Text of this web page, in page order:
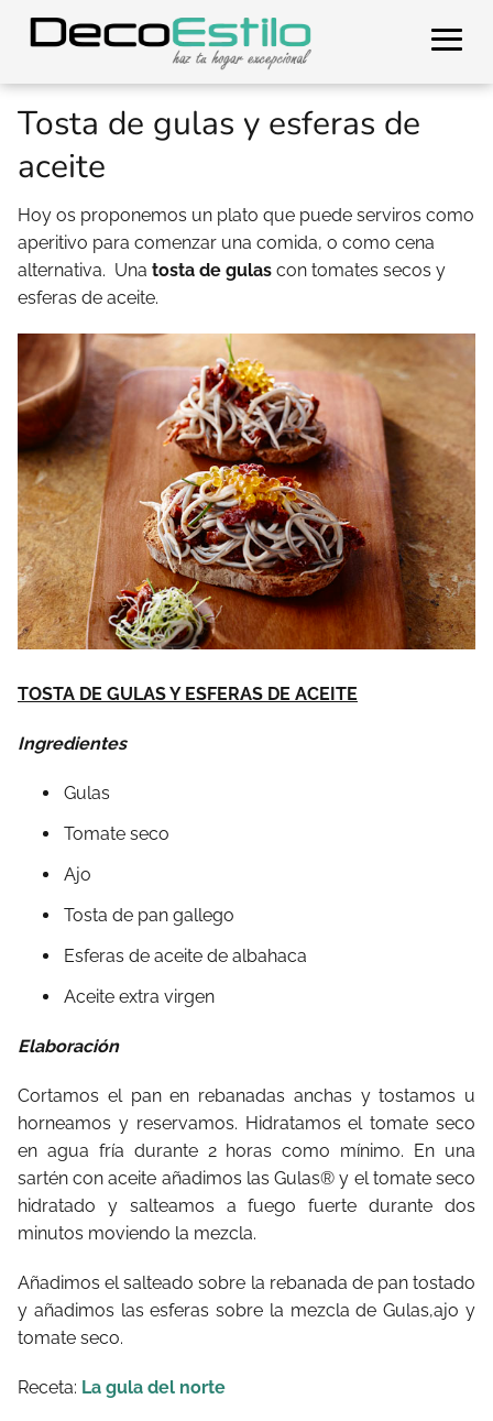
Tosta de gulas y esferas de
aceite
Hoy os proponemos un plato que puede serviros como
aperitivo para comenzar una comida, o como cena
alternativa. Una tosta de gulas con tomates secos y
esferas de aceite.
TOSTA DE GULAS Y ESFERAS DE ACEITE
Ingredientes
Gulas
Tomate seco
Ajo
Tosta de pan gallego
Esferas de aceite de albahaca
Aceite extra virgen
Elaboración
Cortamos el pan en rebanadas anchas y tostamos u
horneamos y reservamos. Hidratamos el tomate seco
en agua fría durante 2 horas como mínimo. En una
sartén con aceite añadimos las Gulas® y el tomate seco
hidratado y salteamos a fuego fuerte durante dos
minutos moviendo la mezcla.
Añadimos el salteado sobre la rebanada de pan tostado
y añadimos las esferas sobre la mezcla de Gulas,ajo y
tomate seco.
Receta: La gula del norte